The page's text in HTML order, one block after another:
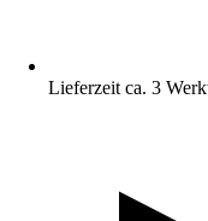
Lieferzeit ca. 3